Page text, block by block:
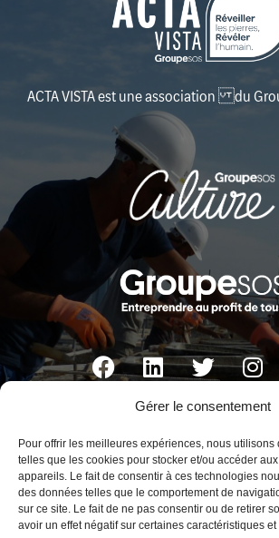
Gérer le consentement
Pour offrir les meilleures expériences, nous
telles que les cookies pour stocker et/ou accéder
appareils. Le fait de consentir à ces technologies
des données telles que le comportement de
sur ce site. Le fait de ne pas consentir ou de retirer
avoir un effet négatif sur certaines caractéristiques et
ACTA VISTA est une association du
1, bd Charles Livon
Tél. :